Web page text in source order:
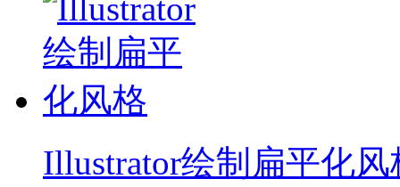
Illustrator绘制扁平化风